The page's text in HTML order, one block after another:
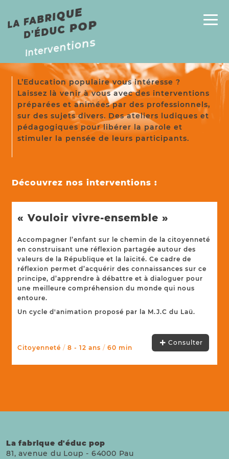
L
A
F
A
B
RI
Q
UE
D'
É
D
U
C
P
O P
Interventions
L’Education populaire vous intéresse ?
Laissez là venir à vous avec des interventions
préparées et animées par des professionnels,
sur des sujets divers. Des ateliers ludiques et
pédagogiques pour libérer la parole et
stimuler la pensée de leurs participants.
Découvrez nos interventions :
« Vouloir vivre-ensemble »
Citoyenneté/ 8 - 12 ans/ 60 min
Accompagner l’enfant sur le chemin de la citoyenneté
en construisant une réflexion partagée autour des
valeurs de la République et la laïcité. Ce cadre de
réflexion permet d’acquérir des connaissances sur ce
principe, d’apprendre à débattre et à dialoguer pour
une meilleure compréhension du monde qui nous
entoure.
Un cycle d'animation proposé par la M.J.C du Laü.
Consulter
La fabrique d'éduc pop
81, avenue du Loup - 64000 Pau